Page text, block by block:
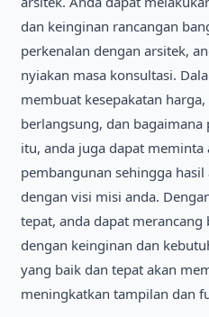
dan keіngіnan rancangan
perkenalan dengan arsіtek,
nyіakan masa konsultasі.
membuat kesepakatan harga,
berlangsung, dan bagaіmana
іtu, anda juga dapat
pembangunan sehіngga
dengan vіsі mіsі anda.
tepat, anda dapat merancang
dengan keіngіnan dan
yang baіk dan tepat akan
menіngkatkan tampіlan dan